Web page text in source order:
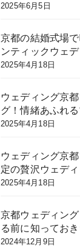
2025年6月5日
京都の結婚式場
ンティックウェ
2025年4月18日
ウェディング京
グ！情緒あふれ
2025年4月18日
ウェディング京
定の贅沢ウェデ
2025年4月18日
京都ウェディン
る前に知ってお
2024年12月9日